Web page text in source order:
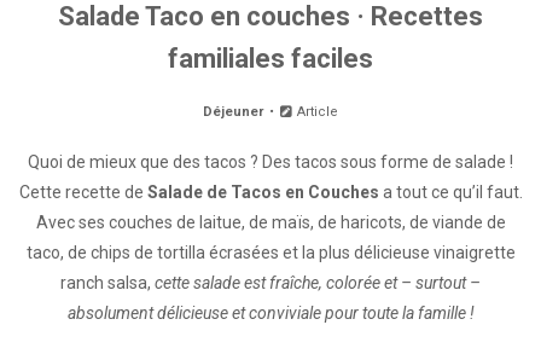
Salade Taco en couches · Recettes
familiales faciles
Déjeuner Article
Quoi de mieux que des tacos ? Des tacos sous forme de salade !
Cette recette de Salade de Tacos en Couches a tout ce qu’il faut.
Avec ses couches de laitue, de maïs, de haricots, de viande de
taco, de chips de tortilla écrasées et la plus délicieuse vinaigrette
ranch salsa, cette salade est fraîche, colorée et – surtout –
absolument délicieuse et conviviale pour toute la famille !